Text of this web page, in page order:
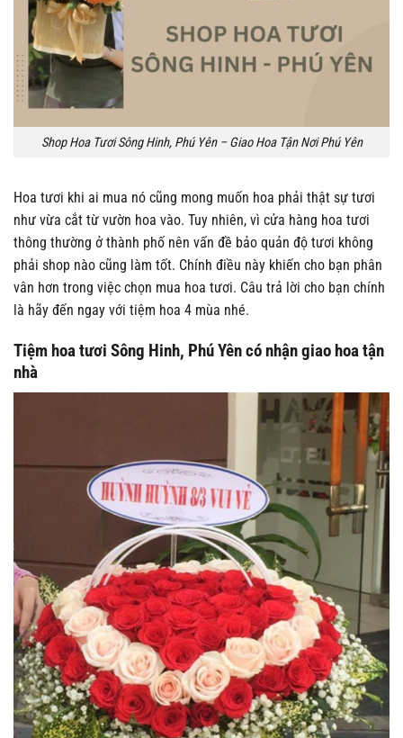
Shop Hoa Tươi Sông Hinh, Phú Yên – Giao Hoa Tận Nơi Phú Yên
Hoa tươi khi ai mua nó cũng mong muốn hoa phải thật sự tươi
như vừa cắt từ vườn hoa vào. Tuy nhiên, vì cửa hàng hoa tươi
thông thường ở thành phố nên vấn đề bảo quản độ tươi không
phải shop nào cũng làm tốt. Chính điều này khiến cho bạn phân
vân hơn trong việc chọn mua hoa tươi. Câu trả lời cho bạn chính
là hãy đến ngay với tiệm hoa 4 mùa nhé.
Tiệm hoa tươi Sông Hinh, Phú Yên có nhận giao hoa tận
nhà